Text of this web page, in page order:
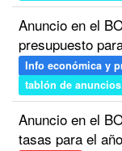
Anuncio en el
presupuesto
Info económica y
tablón de anuncios
Anuncio en el
tasas para el